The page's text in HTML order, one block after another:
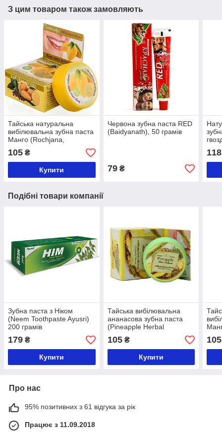
З цим товаром також замовляють
Тайська натуральна
вибілювальна зубна паста
Манго (Rochjana,
Таїланд), 30 грамів
105 ₴
Купити
Червона зубна паста RED
(Baidyanath), 50 грамів
79₴
25
118
Подібні товари компанії
Зубна паста з Ніком
(Neem Toothpaste Ayusri)
200 грамів
179 ₴
Купити
Тайська вибілювальна
ананасова зубна паста
(Pineapple Herbal
toothpaste, Rochjana), 30
грамів
105₴
Купити
105
Про нас
95% позитивних з 61 відгука за рік
Працює з 11.09.2018